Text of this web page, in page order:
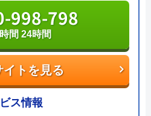
イトを見る
998-798
間 24時間
ス情報